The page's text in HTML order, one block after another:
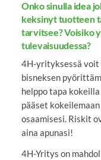
Onko sinulla idea
keksinyt tuotteen
tarvitsee? Voisiko
tulevaisuudessa?
4H-yrityksessä voit
bisneksen
helppo tapa
pääset
osaamisesi. Riskit
aina apunasi!
4H-Yritys on